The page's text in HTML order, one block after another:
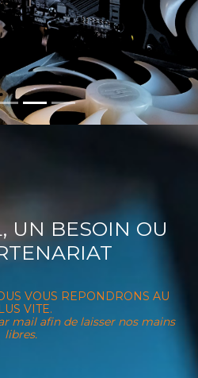
UN BESOIN OU
VOUS REPONDRONS AU
VITE.
mail afin de laisser nos mains
libres.